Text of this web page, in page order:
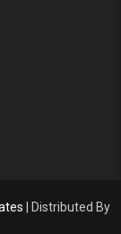
| Distributed By